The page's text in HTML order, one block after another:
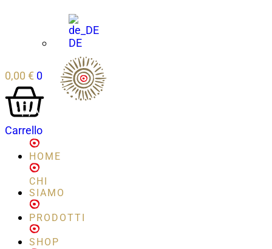
DE
0,00 € 0
Carrello
HOME
CHI
SIAMO
PRODOTTI
SHOP